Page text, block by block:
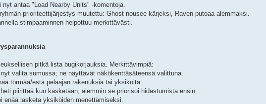
nyt antaa "Load Nearby Units" -komentoja.
prioriteettijärjestys muutettu: Ghost nousee kärjeksi, Raven putoaa alemmaksi.
stimpaaminnen helpottuu merkittävästi.
pitkä lista bugikorjauksia. Merkittävimpiä:
valita sumussa; ne näyttävät näkökenttäsäteensä valittuna.
törmää/estä pelaajan rakenuksia tai yksiköitä.
piirittää kun käsketään, aiemmin se priorisoi hidastumista ensin.
enää lasketa yksiköiden menettämiseksi.